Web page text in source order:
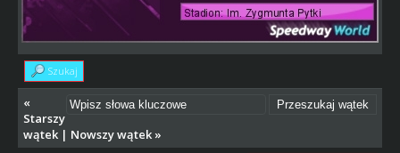
Szukaj
«
Starszy
wątek| Nowszy wątek»